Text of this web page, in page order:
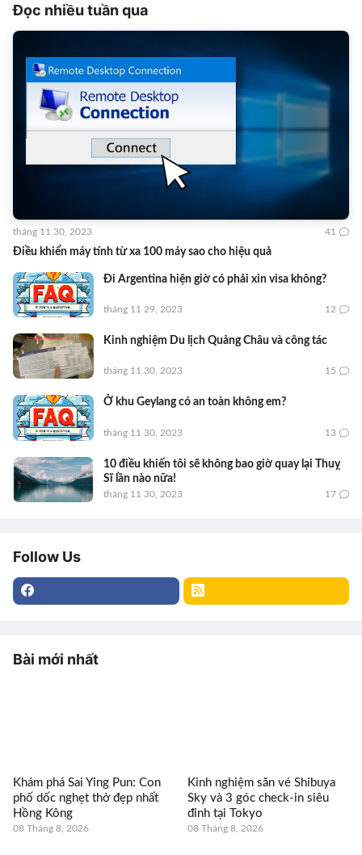
Đọc nhiều tuần qua
Điều khiển máy tính từ xa 100 máy sao cho hiệu quả
tháng 11 30, 2023 41
Đi Argentina hiện giờ có phải xin visa không?
tháng 11 29, 2023 12
Kinh nghiệm Du lịch Quảng Châu và công tác
tháng 11 30, 2023 15
Ở khu Geylang có an toàn không em?
tháng 11 30, 2023 13
10 điều khiến tôi sẽ không bao giờ quay lại Thuỵ
Sĩ lần nào nữa!
tháng 11 30, 2023 17
Follow Us
Bài mới nhất
Khám phá Sai Ying Pun: Con
phố dốc nghẹt thở đẹp nhất
Hồng Kông
08 Tháng 8, 2026
Kinh nghiệm săn vé Shibuya
Sky và 3 góc check-in siêu
đỉnh tại Tokyo
08 Tháng 8, 2026